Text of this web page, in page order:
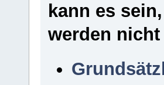
kann es
werden